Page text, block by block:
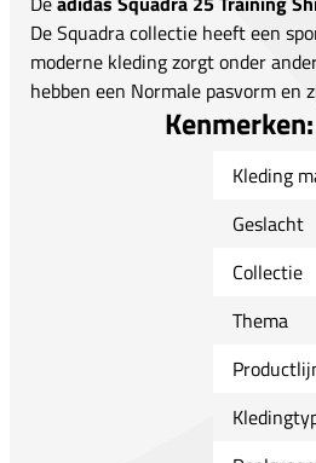
De Squadra collectie heeft een
moderne kleding zorgt onder
hebben een Normale pasvorm
Kenmerken:
Kleding
Geslacht
Collectie
Thema